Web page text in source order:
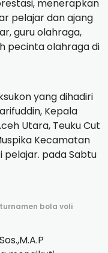
menerapkan
pelajar dan ajang
guru olahraga,
pecinta olahraga di
yang dihadiri
Kepala
Utara, Teuku Cut
Kecamatan
pelajar. pada Sabtu
bola voli